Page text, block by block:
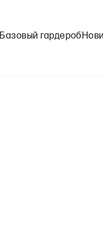
Базовый гардероб